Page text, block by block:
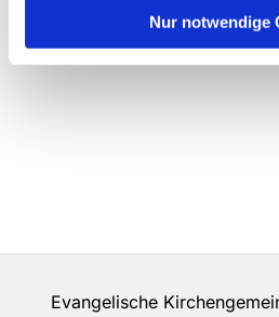
Nur notwendige
Evangelische